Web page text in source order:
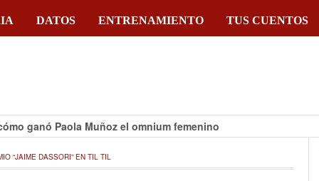
DATOS ENTRENAMIENTO TUS CUENTOS
Paola Muñoz el omnium femenino
“JAIME DASSORI” EN TIL TIL